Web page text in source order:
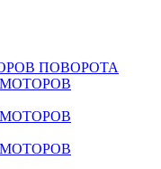
ПОВОРОТА